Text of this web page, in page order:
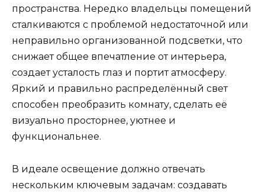
пространства. Нередко владельцы помещений
сталкиваются с проблемой недостаточной или
неправильно организованной подсветки, что
снижает общее впечатление от интерьера,
создает усталость глаз и портит атмосферу.
Яркий и правильно распределённый свет
способен преобразить комнату, сделать её
визуально просторнее, уютнее и
функциональнее.
В идеале освещение должно отвечать
нескольким ключевым задачам: создавать